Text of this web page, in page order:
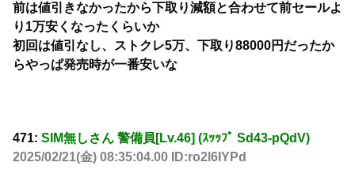
前は値引きなかったから下取り減額と合わせて前セールよ
り1万安くなったくらいか
初回は値引なし、ストクレ5万、下取り88000円だったか
らやっぱ発売時が一番安いな
471: SIM無しさん 警備員[Lv.46] (ｽｯｯﾌﾟ Sd43-pQdV)
2025/02/21(金) 08:35:04.00 ID:ro2l6IYPd